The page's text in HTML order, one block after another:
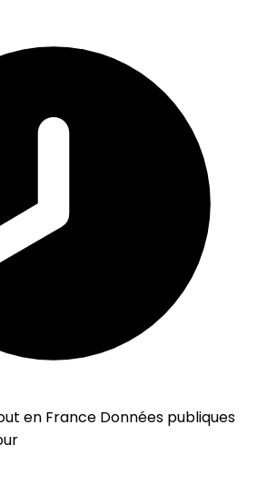
en France Données publiques